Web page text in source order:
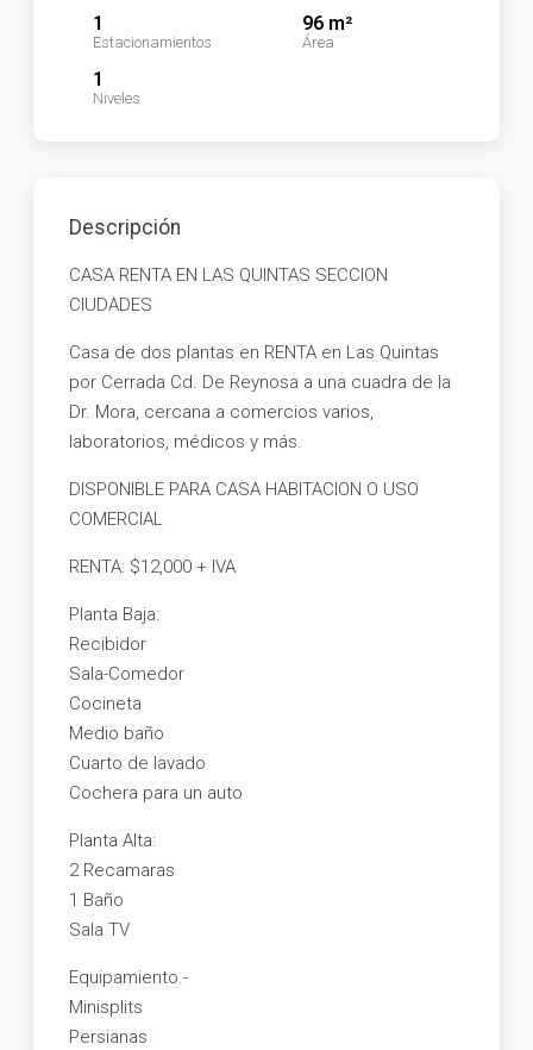
1
Estacionamientos
96 m²
Área
1
Niveles
Descripción
CASA RENTA EN LAS QUINTAS SECCION
CIUDADES
Casa de dos plantas en RENTA en Las Quintas
por Cerrada Cd. De Reynosa a una cuadra de la
Dr. Mora, cercana a comercios varios,
laboratorios, médicos y más.
DISPONIBLE PARA CASA HABITACION O USO
COMERCIAL
RENTA: $12,000 + IVA
Planta Baja:
Recibidor
Sala-Comedor
Cocineta
Medio baño
Cuarto de lavado
Cochera para un auto
Planta Alta:
2 Recamaras
1 Baño
Sala TV
Equipamiento.-
Minisplits
Persianas